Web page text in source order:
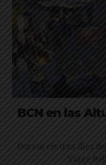
BCN en las
Durant els tres dies
Torre